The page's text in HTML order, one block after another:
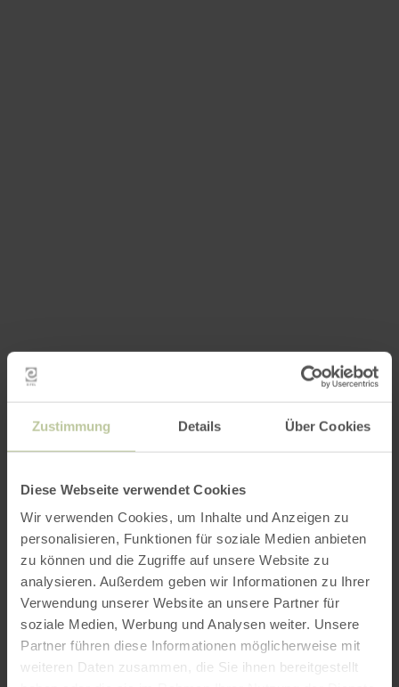
Zustimmung Details Über Cookies
Diese Webseite verwendet Cookies
Wir verwenden Cookies, um Inhalte und Anzeigen zu
personalisieren, Funktionen für soziale Medien anbieten
zu können und die Zugriffe auf unsere Website zu
analysieren. Außerdem geben wir Informationen zu Ihrer
Verwendung unserer Website an unsere Partner für
soziale Medien, Werbung und Analysen weiter. Unsere
Partner führen diese Informationen möglicherweise mit
weiteren Daten zusammen, die Sie ihnen bereitgestellt